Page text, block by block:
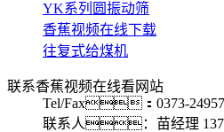
YK系列圆振动筛
香蕉视频在线下载
往复式给煤机
联系香蕉视频在线看网站
Tel/Fax：0373-
联系人：苗经理